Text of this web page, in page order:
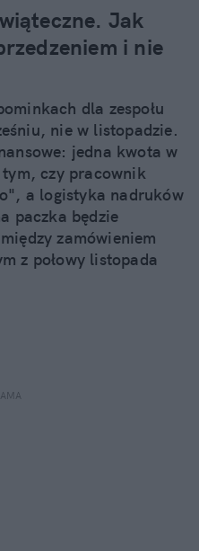
Jak
i nie
dla zespołu
nie w listopadzie.
jedna kwota w
tym, czy pracownik
a logistyka nadruków
paczka będzie
zamówieniem
z połowy listopada